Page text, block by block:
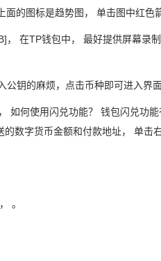
的图标是趋势图， 单击图中红色
在TP钱包中， 最好提供屏幕录
钥的麻烦，点击币种即可进入界面
如何使用闪兑功能？ 钱包闪兑功
数字货币金额和付款地址， 单击
。